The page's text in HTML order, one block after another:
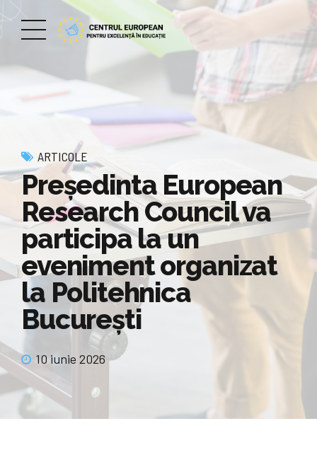
ARTICOLE
Președinta European
Research Council va
participa la un
eveniment organizat
la Politehnica
București
10 iunie 2026